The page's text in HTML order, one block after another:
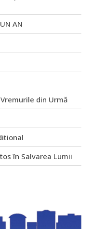
AN
din Urmă
în Salvarea Lumii